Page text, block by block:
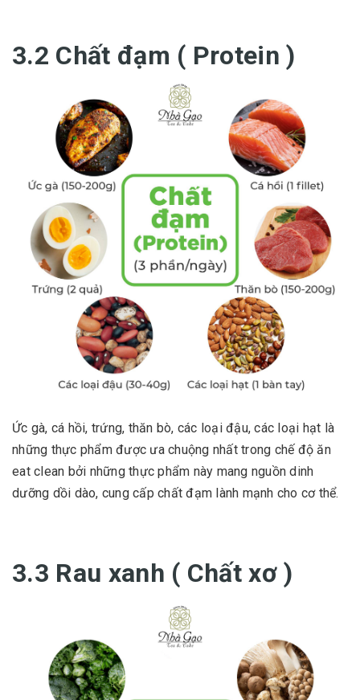
3.2 Chất đạm ( Protein )
Ức gà, cá hồi, trứng, thăn bò, các loại đậu, các loại hạt là
những thực phẩm được ưa chuộng nhất trong chế độ ăn
eat clean bởi những thực phẩm này mang nguồn dinh
dưỡng dồi dào, cung cấp chất đạm lành mạnh cho cơ thể.
3.3 Rau xanh ( Chất xơ )